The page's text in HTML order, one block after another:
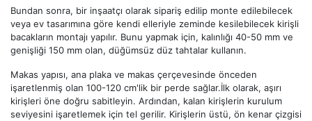
Bundan sonra, bir inşaatçı olarak sipariş edilip monte edilebilecek
veya ev tasarımına göre kendi elleriyle zeminde kesilebilecek kirişli
bacakların montajı yapılır. Bunu yapmak için, kalınlığı 40-50 mm ve
genişliği 150 mm olan, düğümsüz düz tahtalar kullanın.
Makas yapısı, ana plaka ve makas çerçevesinde önceden
işaretlenmiş olan 100-120 cm'lik bir perde sağlar.İlk olarak, aşırı
kirişleri öne doğru sabitleyin. Ardından, kalan kirişlerin kurulum
seviyesini işaretlemek için tel gerilir. Kirişlerin üstü, ön kenar çizgisi